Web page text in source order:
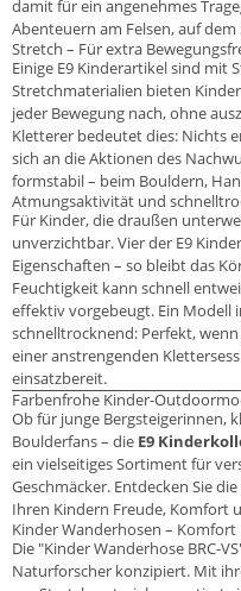
damit für ein angenehmes
Abenteuern am Felsen, auf
Stretch – Für extra
Einige E9 Kinderartikel sind mit
Stretchmaterialien bieten
jeder Bewegung nach, ohne
Kletterer bedeutet dies: Nichts
sich an die Aktionen des
formstabil – beim Bouldern,
Atmungsaktivität und
Für Kinder, die draußen
unverzichtbar. Vier der E9
Eigenschaften – so bleibt das
Feuchtigkeit kann schnell
effektiv vorgebeugt. Ein Modell
schnelltrocknend: Perfekt,
einer anstrengenden
einsatzbereit.
Farbenfrohe Kinder-
Ob für junge Bergsteigerinnen,
Boulderfans – die E9
ein vielseitiges Sortiment für
Geschmäcker. Entdecken Sie
Ihren Kindern Freude, Komfort
Kinder Wanderhosen –
Die "Kinder Wanderhose BRC-
Naturforscher konzipiert. Mit